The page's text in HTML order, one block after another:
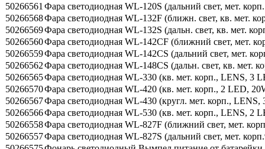
50266561 Фара светодиодная WL-120S (дальний свет, мет.
50266568Фара светодиодная WL-132F (ближн. свет, кв. мет.
50266569Фара светодиодная WL-132S (дальн. свет, кв. мет.
50266560Фара светодиодная WL-142CF (ближний свет, мет.
50266559Фара светодиодная WL-142CS (дальний свет, мет.
50266562Фара светодиодная WL-148CS (дальн. свет, кв. мет.
50266565Фара светодиодная WL-330 (кв. мет. корп., LENS, 3
50266570Фара светодиодная WL-420 (кв. мет. корп., 2 LED,
50266567Фара светодиодная WL-430 (кругл. мет. корп.,
50266566Фара светодиодная WL-530 (кв. мет. корп., LENS, 2
50266558Фара светодиодная WL-827F (ближний свет, мет.
50266557Фара светодиодная WL-827S (дальний свет, мет.